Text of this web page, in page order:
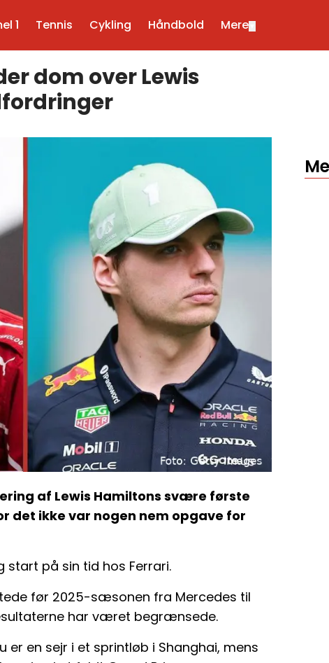
1 Tennis Cykling Håndbold Mere
dom over Lewis
af Lewis Hamiltons svære første
det ikke var nogen nem opgave for
start på sin tid hos Ferrari.
før 2025-sæsonen fra Mercedes til
har været begrænsede.
en sejr i et sprintløb i Shanghai, mens